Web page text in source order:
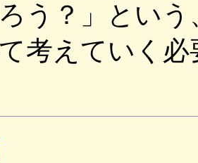
う？」とい
考えていく